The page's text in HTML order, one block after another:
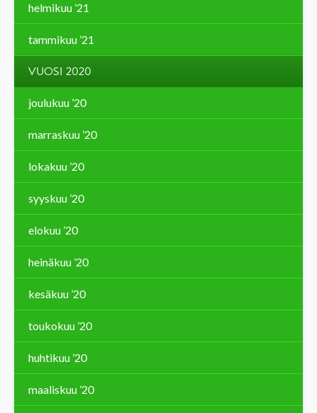
helmikuu ’21
tammikuu ’21
VUOSI 2020
joulukuu ’20
marraskuu ’20
lokakuu ’20
syyskuu ’20
elokuu ’20
heinäkuu ’20
kesäkuu ’20
toukokuu ’20
huhtikuu ’20
maaliskuu ’20